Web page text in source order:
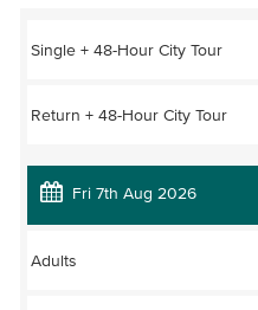
Single + 48-Hour City Tour
Return + 48-Hour City Tour
Adults